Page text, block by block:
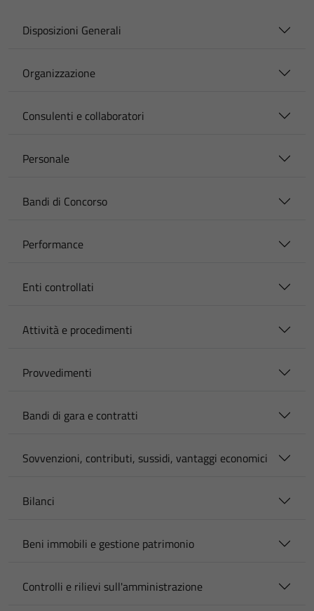
Disposizioni Generali
Organizzazione
Consulenti e collaboratori
Personale
Bandi di Concorso
Performance
Enti controllati
Attività e procedimenti
Provvedimenti
Bandi di gara e contratti
Sovvenzioni, contributi, sussidi, vantaggi economici
Bilanci
Beni immobili e gestione patrimonio
Controlli e rilievi sull'amministrazione